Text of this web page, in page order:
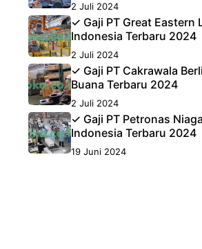
2 Juli 2024
✓ Gaji PT Great Eastern
Indonesia Terbaru 2024
2 Juli 2024
✓ Gaji PT Cakrawala
Buana Terbaru 2024
2 Juli 2024
✓ Gaji PT Petronas Niaga
Indonesia Terbaru 2024
19 Juni 2024